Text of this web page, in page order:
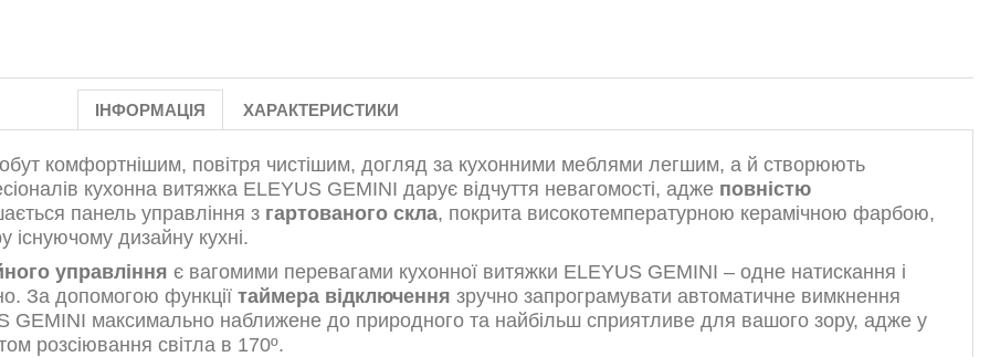
ІНФОРМАЦІЯ ХАРАКТЕРИСТИКИ
комфортнішим, повітря чистішим, догляд за кухонними меблями легшим, а й створюють
кухонна витяжка ELEYUS GEMINI дарує відчуття невагомості, адже повністю
панель управління з гартованого скла, покрита високотемпературною керамічною фарбою,
існуючому дизайну кухні.
управління є вагомими перевагами кухонної витяжки ELEYUS GEMINI – одне натискання і
За допомогою функції таймера відключення зручно запрограмувати автоматичне вимкнення
GEMINI максимально наближене до природного та найбільш сприятливе для вашого зору, адже у
розсіювання світла в 170º.